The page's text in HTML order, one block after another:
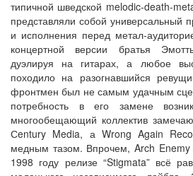
типичной шведской melodic-death-
представляли собой универсальный
и исполнения перед метал-
концертной версии братья
дуэлируя на гитарах, а любое
походило на разогнавшийся
фронтмен был не самым удачным
потребность в его замене
многообещающий коллектив
Сentury Media, а Wrong Again
медным тазом. Впрочем, Arch
1998 году релизе “Stigmata” всё